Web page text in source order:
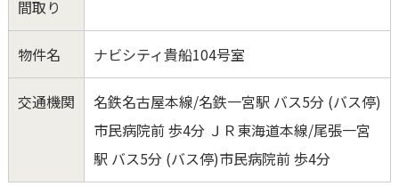
間取り
物件名 ナビシティ貴船104号室
交通機関
名鉄名古屋本線/名鉄一宮駅 バス5分 (バス停)
市民病院前 歩4分 ＪＲ東海道本線/尾張一宮
駅 バス5分 (バス停)市民病院前 歩4分